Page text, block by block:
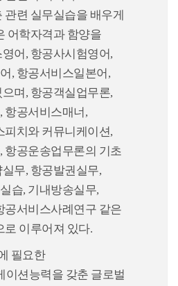
련 실무실습을 배우게
어학자격과 함양을
어, 항공사시험영어,
, 항공서비스일본어,
며, 항공객실업무론,
항공서비스매너,
피치와 커뮤니케이션,
항공운송업무론의 기초
무, 항공발권실무,
습, 기내방송실무,
공서비스사례연구 같은
로 이루어져 있다.
필요한
이션능력을 갖춘 글로벌